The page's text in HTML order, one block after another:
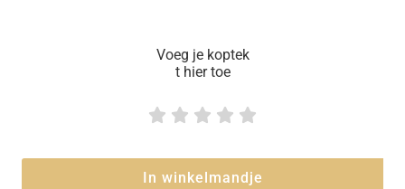
Voeg je koptek
t hier toe
    
In winkelmandje